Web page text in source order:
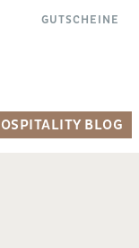
GUTSCHEINE
BLOG